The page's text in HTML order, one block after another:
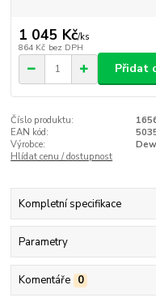
1 045 Kč/ks
864 Kč bez DPH
Přidat
Číslo produktu:
EAN kód:
Výrobce:
Hlídat cenu / dostupnost
Kompletní specifikace
Parametry
Komentáře 0